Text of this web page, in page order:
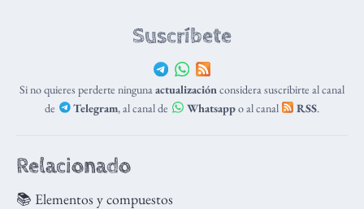
Suscríbete
Si no quieres perderte ninguna actualización considera suscribirte al canal
de
Telegram, al canal de Whatsappo al canal RSS.
Relacionado
📚 Elementos y compuestos